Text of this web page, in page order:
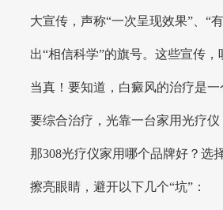
大宣传，声称“一次呈现效果”、“
出“相信科学”的旗号。这些宣传，
当真！要知道，白癜风的治疗是
要综合治疗，光靠一台家用光疗仪
那308光疗仪家用哪个品牌好？选
擦亮眼睛，避开以下几个“坑”：